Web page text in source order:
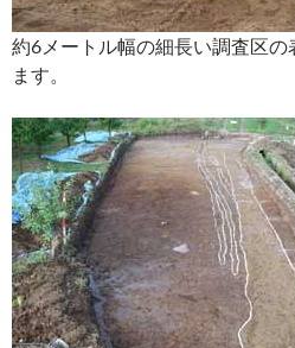
約6メートル幅の細長い調査区の
ます。